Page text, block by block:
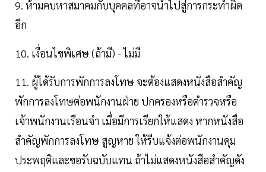
9. ห้ามคบหาสมาคมกับบุคคลที่อาจนำไปสู่การกระทำผิด
อีก
10. เงื่อนไขพิเศษ (ถ้ามี) - ไม่มี
11. ผู้ได้รับการพักการลงโทษ จะต้องแสดงหนังสือสำคัญ
พักการลงโทษต่อพนักงานฝ่าย ปกครองหรือตำรวจหรือ
เจ้าพนักงานเรือนจำ เมื่อมีการเรียกให้แสดง หากหนังสือ
สำคัญพักการลงโทษ สูญหาย ให้รีบแจ้งต่อพนักงานคุม
ประพฤติและขอรับฉบับแทน ถ้าไม่แสดงหนังสือสำคัญดัง